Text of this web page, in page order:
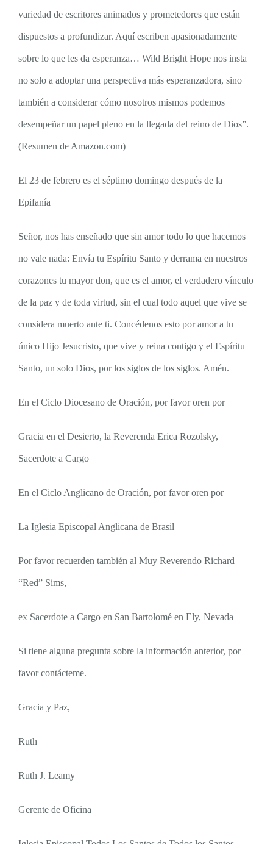
variedad de escritores animados y prometedores que están
dispuestos a profundizar. Aquí escriben apasionadamente
sobre lo que les da esperanza… Wild Bright Hope nos insta
no solo a adoptar una perspectiva más esperanzadora, sino
también a considerar cómo nosotros mismos podemos
desempeñar un papel pleno en la llegada del reino de Dios”.
(Resumen de Amazon.com)
El 23 de febrero es el séptimo domingo después de la
Epifanía
Señor, nos has enseñado que sin amor todo lo que hacemos
no vale nada: Envía tu Espíritu Santo y derrama en nuestros
corazones tu mayor don, que es el amor, el verdadero vínculo
de la paz y de toda virtud, sin el cual todo aquel que vive se
considera muerto ante ti. Concédenos esto por amor a tu
único Hijo Jesucristo, que vive y reina contigo y el Espíritu
Santo, un solo Dios, por los siglos de los siglos. Amén.
En el Ciclo Diocesano de Oración, por favor oren por
Gracia en el Desierto, la Reverenda Erica Rozolsky,
Sacerdote a Cargo
En el Ciclo Anglicano de Oración, por favor oren por
La Iglesia Episcopal Anglicana de Brasil
Por favor recuerden también al Muy Reverendo Richard
“Red” Sims,
ex Sacerdote a Cargo en San Bartolomé en Ely, Nevada
Si tiene alguna pregunta sobre la información anterior, por
favor contácteme.
Gracia y Paz,
Ruth
Ruth J. Leamy
Gerente de Oficina